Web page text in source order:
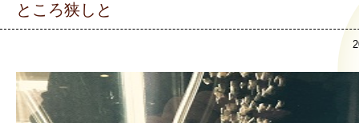
ところ狭しと